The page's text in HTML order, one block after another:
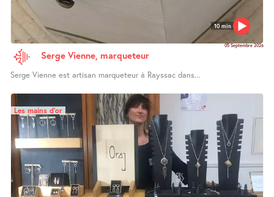
10 min
05 Septembre 2026
Serge Vienne, marqueteur
Serge Vienne est artisan marqueteur à Rayssac dans...
Les mains d’or